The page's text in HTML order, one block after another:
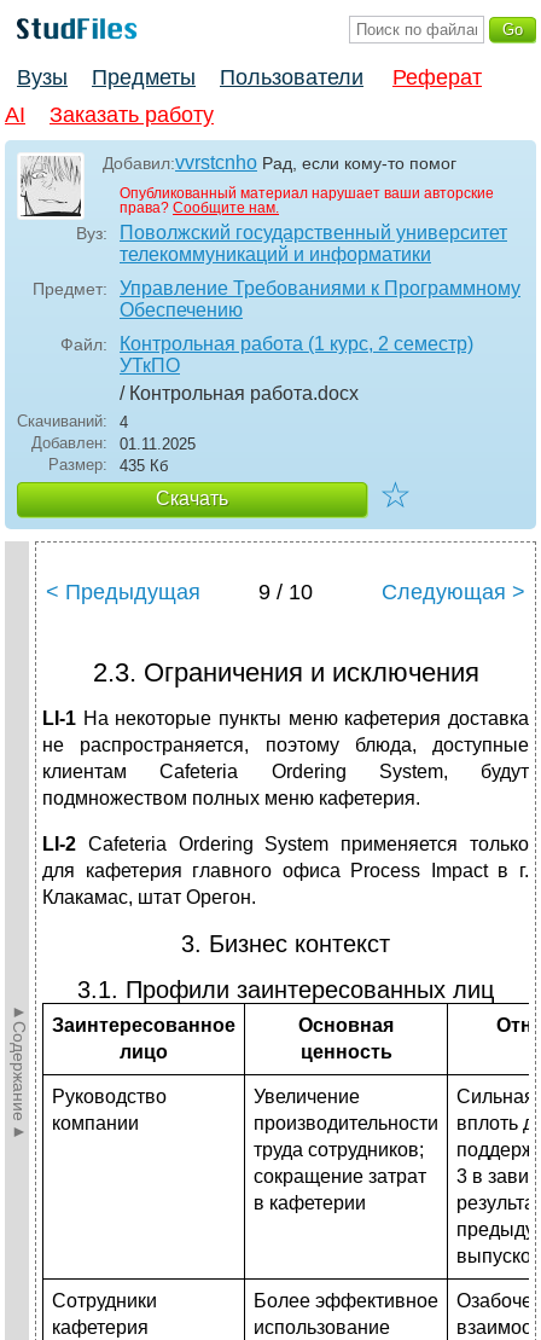
Вузы Предметы Пользователи
Реферат
AI
Заказать работу
Добавил:vvrstcnho Рад, если кому-то помог
Опубликованный материал нарушает ваши авторские
права? Сообщите нам.
Вуз:
Поволжский государственный университет
телекоммуникаций и информатики
Предмет:
Управление Требованиями к Программному
Обеспечению
Файл:
Контрольная работа (1 курс, 2 семестр)
УТкПО
/ Контрольная работа.docx
Скачиваний:
4
Добавлен:
01.11.2025
Размер:
435 Кб
Скачать ☆
►Содержание►
< Предыдущая 9 / 10 Следующая >
2.3. Ограничения и исключения
LI-1 На некоторые пункты меню кафетерия доставка
не распространяется, поэтому блюда, доступные
клиентам Cafeteria Ordering System, будут
подмножеством полных меню кафетерия.
LI-2 Cafeteria Ordering System применяется только
для кафетерия главного офиса Process Impact в г.
Клакамас, штат Орегон.
3. Бизнес контекст
3.1. Профили заинтересованных лиц
Заинтересованное
лицо
Основная
ценность
Руководство
компании
Увеличение
производительности
труда сотрудников;
сокращение затрат
в кафетерии
Сильная
вплоть
3 в
выпусков
Сотрудники
кафетерия
Более эффективное
использование